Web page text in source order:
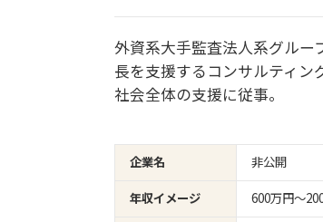
外資系大手監査法人系グルー
長を支援するコンサルティン
社会全体の支援に従事。
企業名
非公開
年収イメージ
600万円〜